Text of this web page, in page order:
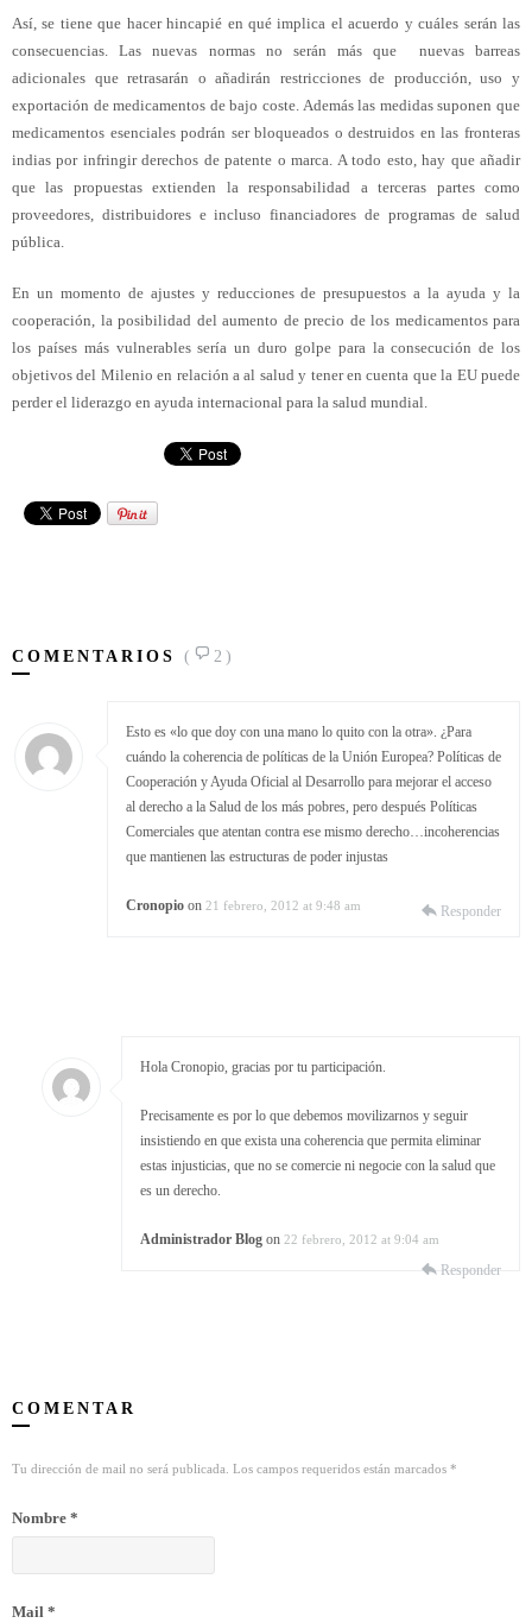
Así, se tiene que hacer hincapié en qué implica el acuerdo y cuáles serán las
consecuencias. Las nuevas normas no serán más que nuevas barreas
adicionales que retrasarán o añadirán restricciones de producción, uso y
exportación de medicamentos de bajo coste. Además las medidas suponen que
medicamentos esenciales podrán ser bloqueados o destruidos en las fronteras
indias por infringir derechos de patente o marca. A todo esto, hay que añadir
que las propuestas extienden la responsabilidad a terceras partes como
proveedores, distribuidores e incluso financiadores de programas de salud
pública.
En un momento de ajustes y reducciones de presupuestos a la ayuda y la
cooperación, la posibilidad del aumento de precio de los medicamentos para
los países más vulnerables sería un duro golpe para la consecución de los
objetivos del Milenio en relación a al salud y tener en cuenta que la EU puede
perder el liderazgo en ayuda internacional para la salud mundial.
COMENTARIOS ( 2)
Esto es «lo que doy con una mano lo quito con la otra». ¿Para
cuándo la coherencia de políticas de la Unión Europea? Políticas de
Cooperación y Ayuda Oficial al Desarrollo para mejorar el acceso
al derecho a la Salud de los más pobres, pero después Políticas
Comerciales que atentan contra ese mismo derecho…incoherencias
que mantienen las estructuras de poder injustas
Cronopioon 21 febrero, 2012 at 9:48 am Responder
Hola Cronopio, gracias por tu participación.
Precisamente es por lo que debemos movilizarnos y seguir
insistiendo en que exista una coherencia que permita eliminar
estas injusticias, que no se comercie ni negocie con la salud que
es un derecho.
Administrador Blog on22 febrero, 2012 at 9:04 am
Responder
COMENTAR
Tu dirección de mail no será publicada. Los campos requeridos están marcados *
Nombre *
Mail *